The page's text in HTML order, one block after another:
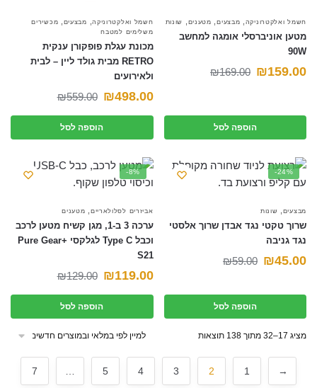
חשמל ואלקטרוניקה , מבצעים, מטענים , שונות
מטען אוניברסלי אומגה למחשב
90W
₪169.00
המחיר
היה:
₪159.00
המחיר
הוא:
הוספה לסל
חשמל ואלקטרוניקה, מבצעים , מכשירים
משלימים למטבח
מכונת עגלת פופקורן ענקית
RETRO מבית גולד ליין – לבית
ולאירועים
₪559.00
המחיר
המקורי
היה:
₪498.00
המחיר
הנוכחי
הוא:
הוספה לסל
-24%
מבצעים , שונות
שרוך טקטי נגד אבדן שרוך אלסטי
נגד גניבה
₪59.00
המחיר
היה:
₪59.00.
₪45.00
המחיר
הוא:
₪45.00.
הוספה לסל
-8%
אביזרים לסלולאריים , מטענים
ערכה 3 ב-1, מגן קשיח מטען לרכב
וכבל Type C לגלקסי +Pure Gear
S21
₪129.00
המחיר
המקורי
היה:
₪129.00.
₪119.00
המחיר
הנוכחי
הוא:
₪119.00.
הוספה לסל
מציג 17–32 מתוך 138 תוצאות
→
1
2
3
4
5
…
7